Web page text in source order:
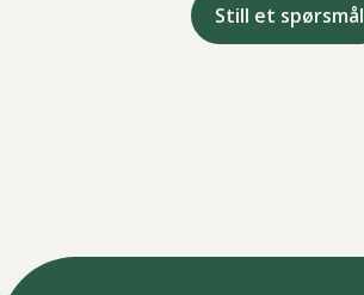
Still et spørsmål